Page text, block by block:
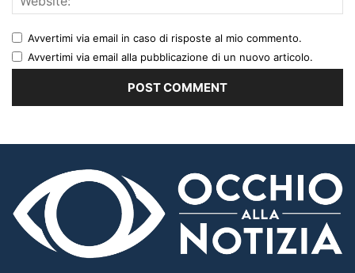
Avvertimi via email in caso di risposte al mio commento.
Avvertimi via email alla pubblicazione di un nuovo articolo.